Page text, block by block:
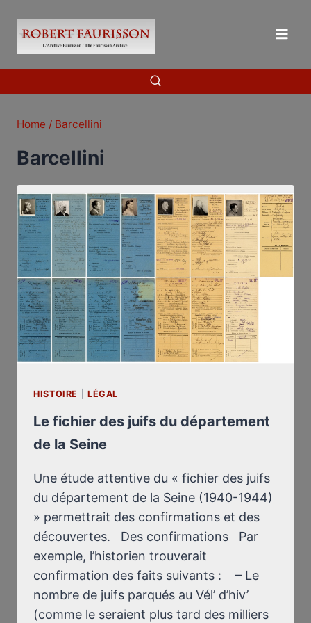
content
Home / Barcellini
Barcellini
HISTOIRE LÉGAL
Le fichier des juifs du département
de la Seine
Une étude attentive du « fichier des juifs
du département de la Seine (1940-1944)
» permettrait des confirmations et des
découvertes. Des confirmations Par
exemple, l’historien trouverait
confirmation des faits suivants : – Le
nombre de juifs parqués au Vél’ d’hiv’
(comme le seraient plus tard des milliers